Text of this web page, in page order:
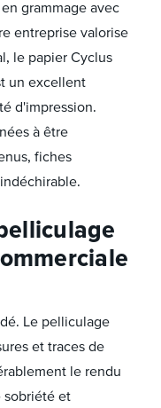
grammage avec
entreprise valorise
le papier Cyclus
un excellent
d'impression.
à être
fiches
Le pelliculage
et traces de
le rendu
sobriété et